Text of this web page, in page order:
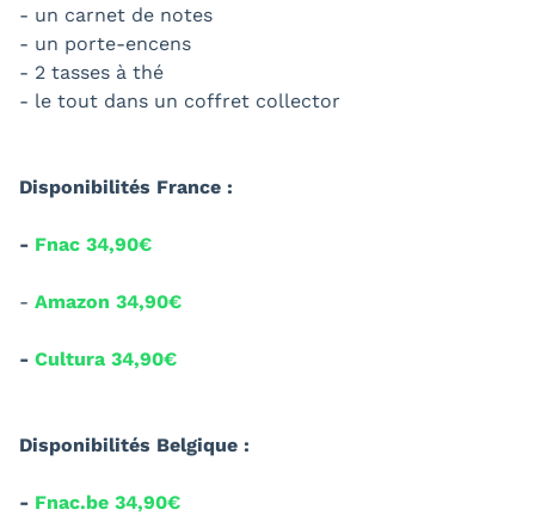
- un carnet de notes
- un porte-encens
- 2 tasses à thé
- le tout dans un coffret collector
Disponibilités France :
- Fnac 34,90€
- Amazon 34,90€
- Cultura 34,90€
Disponibilités Belgique :
- Fnac.be 34,90€